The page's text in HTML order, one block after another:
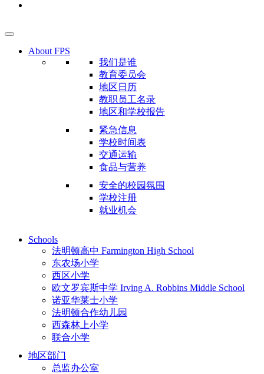
About FPS
我们是谁
教育委员会
地区日历
教职员工名录
地区和学校报告
紧急信息
学校时间表
交通运输
食品与营养
安全的校园氛围
学校注册
就业机会
Schools
法明顿高中 Farmington High School
东农场小学
西区小学
欧文罗宾斯中学 Irving A. Robbins Middle School
诺亚华莱士小学
法明顿合作幼儿园
西森林上小学
联合小学
地区部门
总监办公室